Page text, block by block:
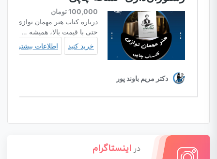
در اینستاگرام